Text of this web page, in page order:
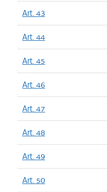
Art. 43
Art. 44
Art. 45
Art. 46
Art. 47
Art. 48
Art. 49
Art. 50